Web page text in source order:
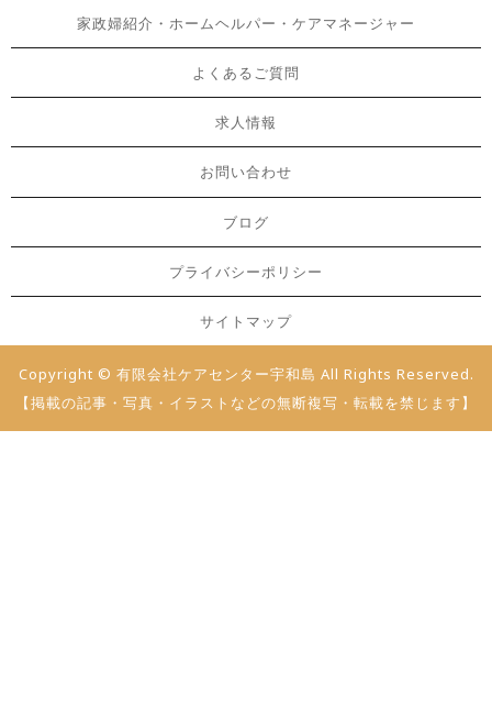
家政婦紹介・ホームヘルパー・ケアマネージャー
よくあるご質問
求人情報
お問い合わせ
ブログ
プライバシーポリシー
サイトマップ
Copyright © 有限会社ケアセンター宇和島 All Rights Reserved.
【掲載の記事・写真・イラストなどの無断複写・転載を禁じます】